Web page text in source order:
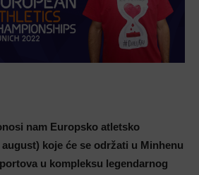
nam Europsko atletsko
koje će se održati u Minhenu
u kompleksu legendarnog